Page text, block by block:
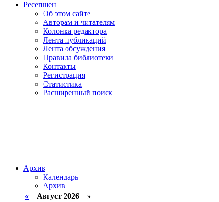
Ресепшен
Об этом сайте
Авторам и читателям
Колонка редактора
Лента публикаций
Лента обсуждения
Правила библиотеки
Контакты
Регистрация
Статистика
Расширенный поиск
Архив
Календарь
Архив
« Август 2026 »